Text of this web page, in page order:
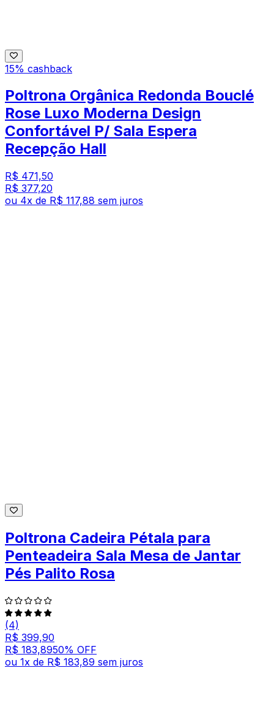
15% cashback
Poltrona Orgânica Redonda Bouclé
Rose Luxo Moderna Design
Confortável P/ Sala Espera
Recepção Hall
R$ 471,50
R$ 377,20
ou 4x de R$ 117,88 sem juros
Poltrona Cadeira Pétala para
Penteadeira Sala Mesa de Jantar
Pés Palito Rosa
(4)
R$ 399,90
R$ 183,8950% OFF
ou 1x de R$ 183,89 sem juros